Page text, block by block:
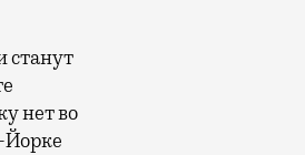
станут
нет во
Йорке